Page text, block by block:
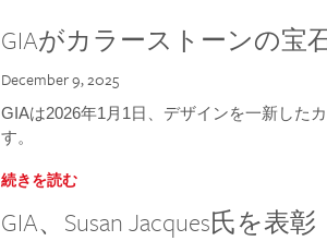
GIAがカラーストーンの宝
December 9, 2025
GIAは2026年1月1日、デザインを一新した
す。
続きを読む
GIA、Susan Jacques氏を表彰